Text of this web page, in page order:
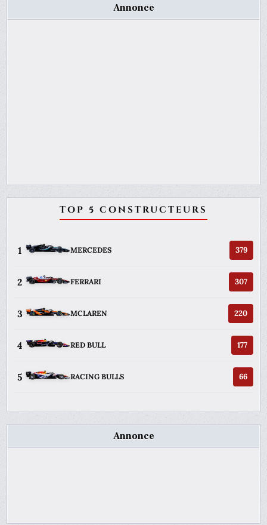
Annonce
TOP 5 CONSTRUCTEURS
1 MERCEDES 379
2 FERRARI 307
3 MCLAREN 220
4 RED BULL 177
5 RACING BULLS 66
Annonce